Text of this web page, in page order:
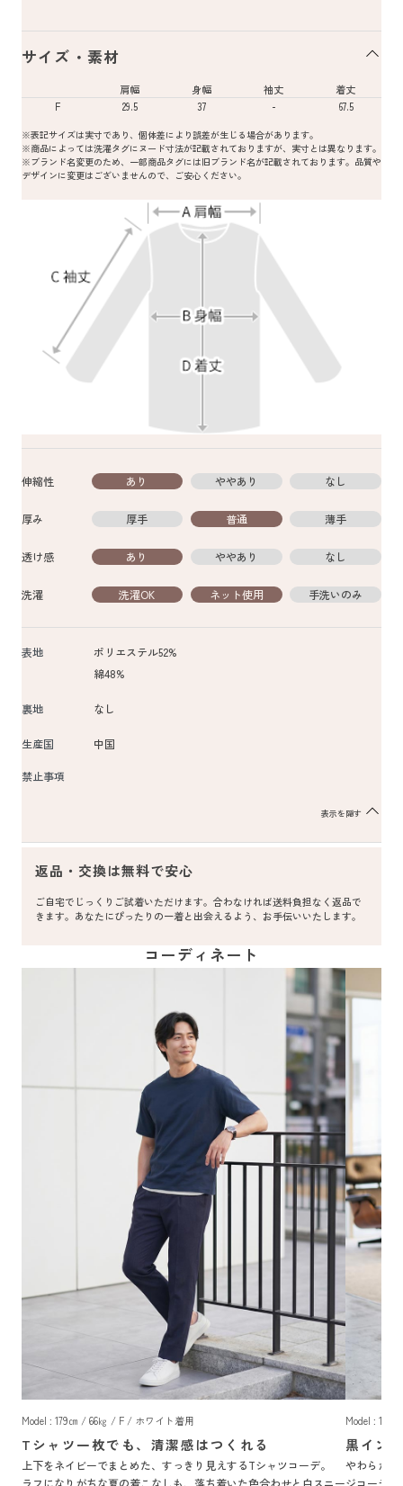
サイズ・素材
肩幅 身幅 袖丈
着丈
F
29.5 37 - 67.5
※表記サイズは実寸であり、個体差により誤差が生じる場合があります。
※商品によっては洗濯タグにヌード寸法が記載されておりますが、実寸とは異なります。
※ブランド名変更のため、一部商品タグには旧ブランド名が記載されております。品質や
デザインに変更はございませんので、ご安心ください。
伸縮性 あり ややあり なし
厚み 厚手 普通 薄手
透け感 あり ややあり なし
洗濯 洗濯OK ネット使用 手洗いのみ
表地
ポリエステル52%
綿48%
裏地 なし
生産国 中国
禁止事項
表示を隠す
返品・交換は無料で安心
ご自宅でじっくりご試着いただけます。合わなければ送料負担なく返品で
きます。あなたにぴったりの一着と出会えるよう、お手伝いいたします。
コーディネート
Model : 179㎝ / 66㎏ / F / ホワイト着用
Tシャツ一枚でも、清潔感はつくれる
上下をネイビーでまとめた、すっきり見えするTシャツコーデ。
ラフになりがちな夏の着こなしも、落ち着いた色合わせと白スニー
Model : 179
黒イン
やわらかな
ジコーデ。